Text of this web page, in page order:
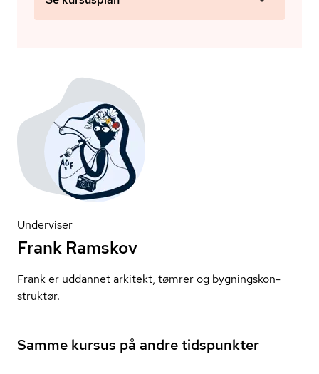
Underviser
Frank Ramskov
Frank er uddannet arkitekt, tømrer og byg­nings­kon­
struk­tør.
Samme kursus på andre tidspunkter